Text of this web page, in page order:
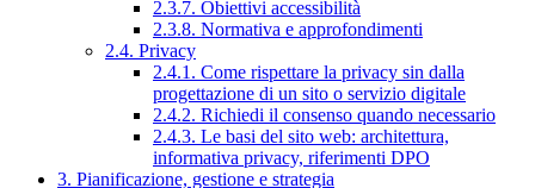
2.3.7. Obiettivi accessibilità
2.3.8. Normativa e approfondimenti
2.4. Privacy
2.4.1. Come rispettare la privacy sin dalla
progettazione di un sito o servizio digitale
2.4.2. Richiedi il consenso quando necessario
2.4.3. Le basi del sito web: architettura,
informativa privacy, riferimenti DPO
3. Pianificazione, gestione e strategia